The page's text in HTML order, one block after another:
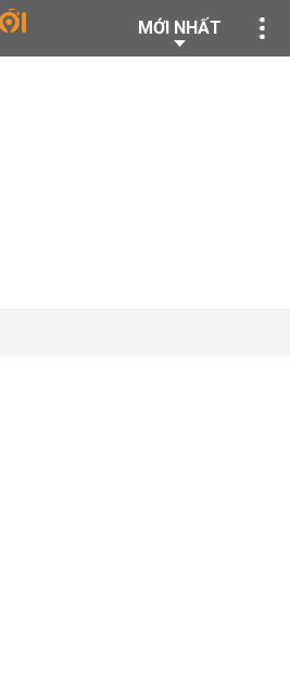
MỚI NHẤT